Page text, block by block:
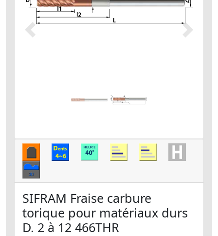
Précédent Suivant
SIFRAM Fraise carbure
torique pour matériaux durs
D. 2 à 12 466THR